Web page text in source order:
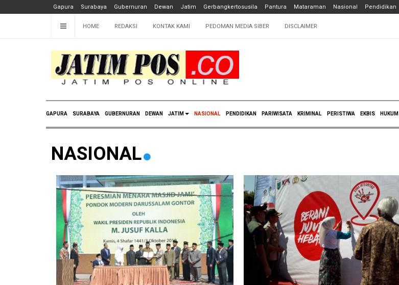
Gapura Surabaya Gubernuran Dewan Jatim Gerbangkertosusila Pantura Mataraman Nasional Pendidikan
HOME REDAKSI KONTAK KAMI PEDOMAN MEDIA SIBER DISCLAIMER
GAPURA SURABAYA GUBERNURAN DEWAN JATIM NASIONAL PENDIDIKAN PARIWISATA KRIMINAL PERISTIWA EKBIS HUKUM
NASIONAL